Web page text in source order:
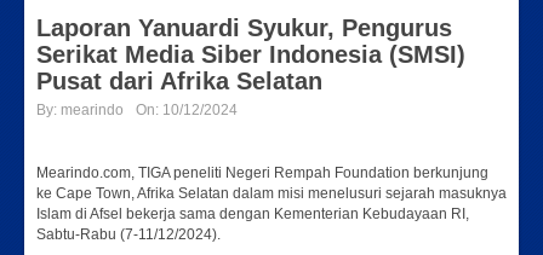
Laporan Yanuardi Syukur, Pengurus
Serikat Media Siber Indonesia (SMSI)
Pusat dari Afrika Selatan
By: mearindo On: 10/12/2024
Mearindo.com, TIGA peneliti Negeri Rempah Foundation berkunjung
ke Cape Town, Afrika Selatan dalam misi menelusuri sejarah masuknya
Islam di Afsel bekerja sama dengan Kementerian Kebudayaan RI,
Sabtu-Rabu (7-11/12/2024).